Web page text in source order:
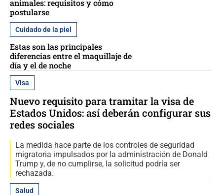
animales: requisitos y cómo
postularse
Cuidado de la piel
Estas son las principales
diferencias entre el maquillaje de
día y el de noche
Visa
Nuevo requisito para tramitar la visa de
Estados Unidos: así deberán configurar sus
redes sociales
La medida hace parte de los controles de seguridad
migratoria impulsados por la administración de Donald
Trump y, de no cumplirse, la solicitud podría ser
rechazada.
Salud